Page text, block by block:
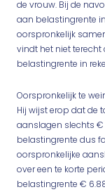
de vrouw. Bij de
aan belastingrente
oorspronkelijk
vindt het niet
belastingrente in
Oorspronkelijk te
Hij wijst erop dat de
aanslagen slechts €
belastingrente dus
oorspronkelijke
over een te korte
belastingrente €